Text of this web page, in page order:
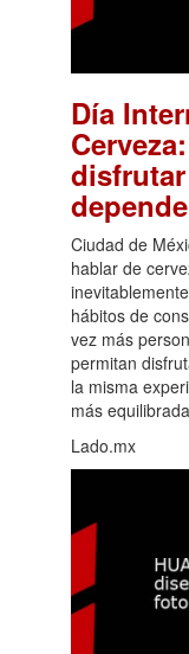
Día
Ciudad de
hablar de
hábitos de
vez más
permitan
la misma
más
Lado.mx